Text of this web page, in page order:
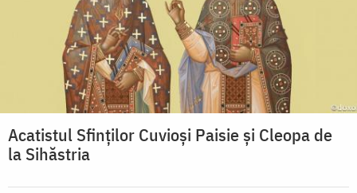
Acatistul Sfinților Cuvioși Paisie și Cleopa de
la Sihăstria